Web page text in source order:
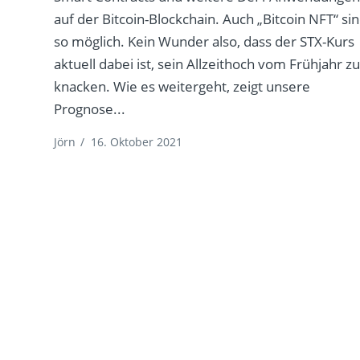
auf der Bitcoin-Blockchain. Auch „Bitcoin NFT“
so möglich. Kein Wunder also, dass der STX-Kurs
aktuell dabei ist, sein Allzeithoch vom Frühjahr zu
knacken. Wie es weitergeht, zeigt unsere
Prognose...
Jörn / 16. Oktober 2021